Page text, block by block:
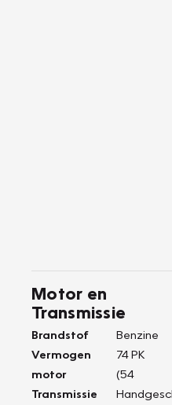
Motor en
Transmissie
Brandstof
Benzine
Vermogen
motor
74 PK
(54
Transmissie